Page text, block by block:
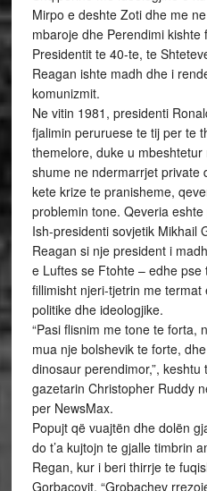
Mirpo e deshte Zoti dhe me
mbaroje dhe Perendimi kishte
Presidentit te 40-te, te
Reagan ishte madh dhe i
komunizmit.
Ne vitin 1981, presidenti
fjalimin peruruese te tij per te
themelore, duke u
shume ne ndermarrjet private
kete krize te pranisheme,
problemin tone. Qeveria
Ish-presidenti sovjetik Mikhail
Reagan si nje president i
e Luftes se Ftohte – edhe
fillimisht njeri-tjetrin me termat
politike dhe ideologjike.
“Pasi flisnim me tone te forta,
mua nje bolshevik te forte,
dinosaur perendimor,”,
gazetarin Christopher Ruddy
per NewsMax.
Popujt që vuajtën dhe dolën
do t’a kujtojn te gjalle timbrin
Regan, kur i beri thirrje te
Gorbaçovit, “Grobachev